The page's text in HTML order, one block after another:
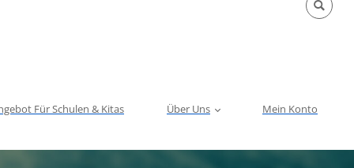
Für Schulen & Kitas Über Uns Mein Konto